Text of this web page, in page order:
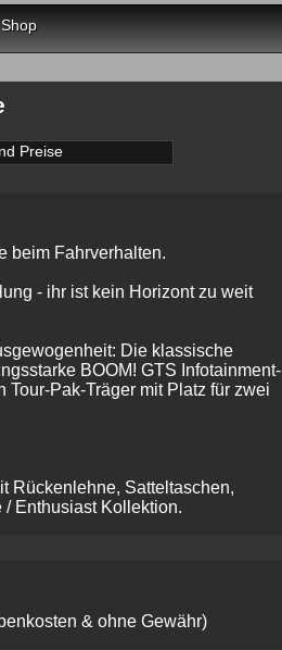
Shop
Preise
beim Fahrverhalten.
- ihr ist kein Horizont zu weit
Die klassische
BOOM! GTS Infotainment-
Pak-Träger mit Platz für zwei
Rückenlehne, Satteltaschen,
Enthusiast Kollektion.
& ohne Gewähr)